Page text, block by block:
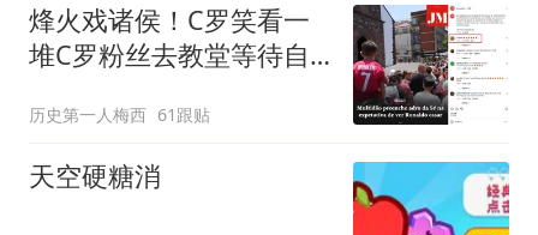
烽火戏诸侯！C罗笑看一
堆C罗粉丝去教堂等待自
历史第一人梅西 61跟贴
天空硬糖消